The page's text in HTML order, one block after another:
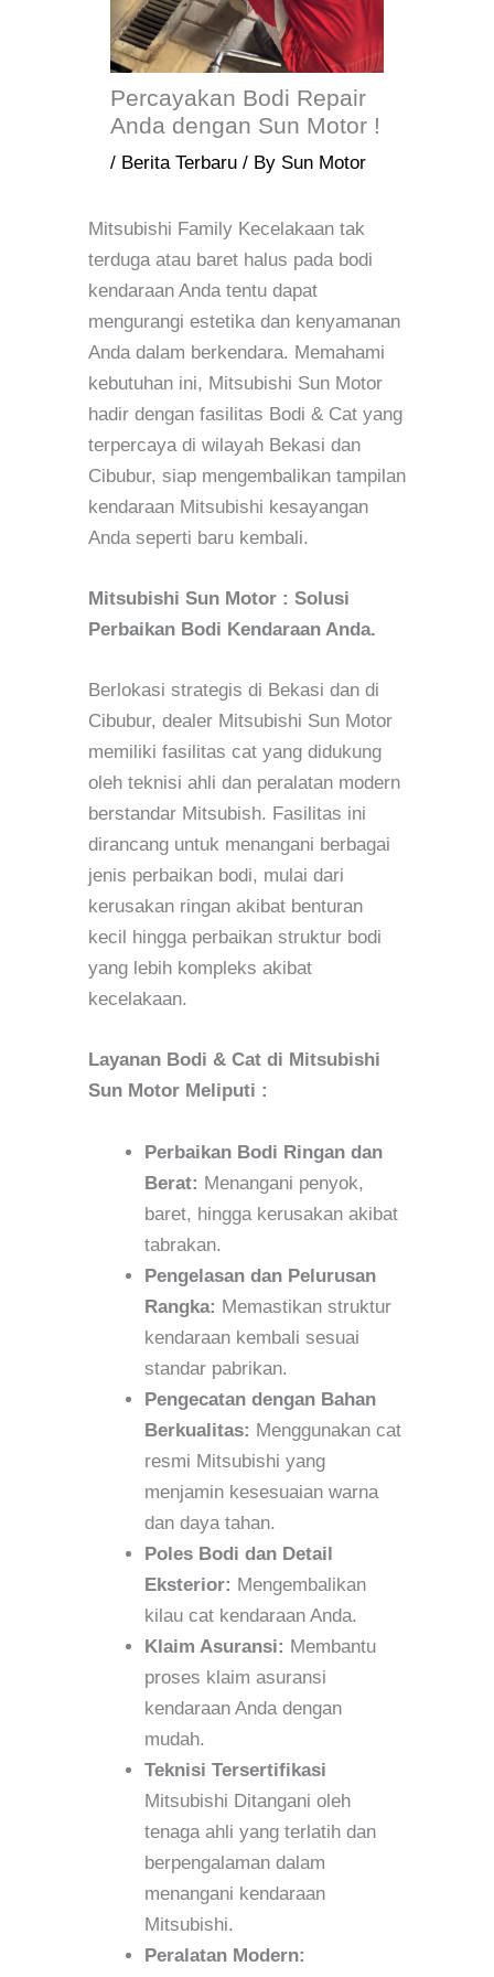
Percayakan Bodi Repair
Anda dengan Sun Motor !
/ Berita Terbaru / By Sun Motor
Mitsubishi Family Kecelakaan tak
terduga atau baret halus pada bodi
kendaraan Anda tentu dapat
mengurangi estetika dan kenyamanan
Anda dalam berkendara. Memahami
kebutuhan ini, Mitsubishi Sun Motor
hadir dengan fasilitas Bodi & Cat yang
terpercaya di wilayah Bekasi dan
Cibubur, siap mengembalikan tampilan
kendaraan Mitsubishi kesayangan
Anda seperti baru kembali.
Mitsubishi Sun Motor : Solusi
Perbaikan Bodi Kendaraan Anda.
Berlokasi strategis di Bekasi dan di
Cibubur, dealer Mitsubishi Sun Motor
memiliki fasilitas cat yang didukung
oleh teknisi ahli dan peralatan modern
berstandar Mitsubish. Fasilitas ini
dirancang untuk menangani berbagai
jenis perbaikan bodi, mulai dari
kerusakan ringan akibat benturan
kecil hingga perbaikan struktur bodi
yang lebih kompleks akibat
kecelakaan.
Layanan Bodi & Cat di Mitsubishi
Sun Motor Meliputi :
Perbaikan Bodi Ringan dan
Berat: Menangani penyok,
baret, hingga kerusakan akibat
tabrakan.
Pengelasan dan Pelurusan
Rangka: Memastikan struktur
kendaraan kembali sesuai
standar pabrikan.
Pengecatan dengan Bahan
Berkualitas: Menggunakan cat
resmi Mitsubishi yang
menjamin kesesuaian warna
dan daya tahan.
Poles Bodi dan Detail
Eksterior: Mengembalikan
kilau cat kendaraan Anda.
Klaim Asuransi: Membantu
proses klaim asuransi
kendaraan Anda dengan
mudah.
Teknisi Tersertifikasi
Mitsubishi Ditangani oleh
tenaga ahli yang terlatih dan
berpengalaman dalam
menangani kendaraan
Mitsubishi.
Peralatan Modern: